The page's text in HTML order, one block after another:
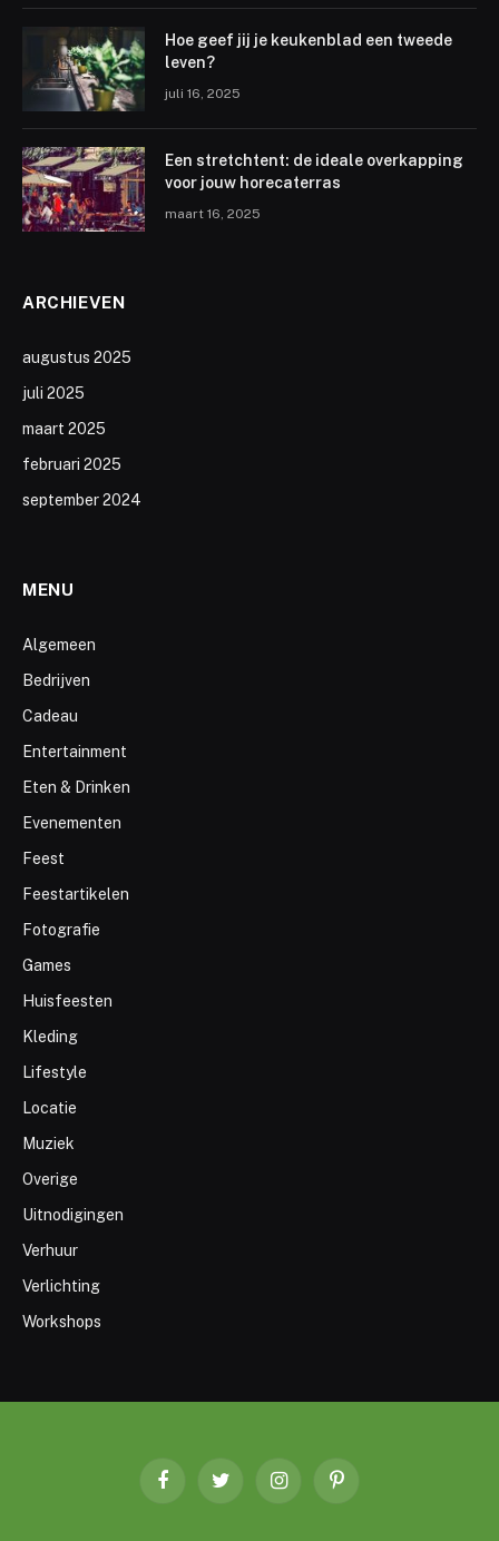
Hoe geef jij je keukenblad een tweede
leven?
juli 16, 2025
Een stretchtent: de ideale overkapping
voor jouw horecaterras
maart 16, 2025
ARCHIEVEN
augustus 2025
juli 2025
maart 2025
februari 2025
september 2024
MENU
Algemeen
Bedrijven
Cadeau
Entertainment
Eten & Drinken
Evenementen
Feest
Feestartikelen
Fotografie
Games
Huisfeesten
Kleding
Lifestyle
Locatie
Muziek
Overige
Uitnodigingen
Verhuur
Verlichting
Workshops
FacebookTwitter InstagramPinterest